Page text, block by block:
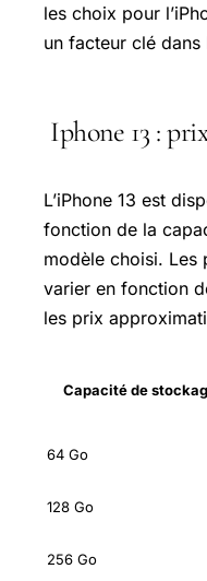
les choix pour
un facteur clé dans
Iphone 13 : prix
L’iPhone 13 est
fonction de la
modèle choisi. Les
varier en fonction
les prix
Capacité de
64 Go
128 Go
256 Go